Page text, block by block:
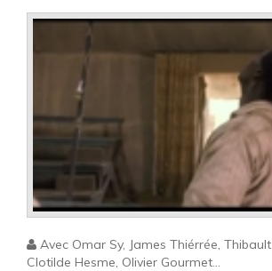
Avec Omar Sy, James Thiérrée,
Clotilde Hesme, Olivier Gourmet...